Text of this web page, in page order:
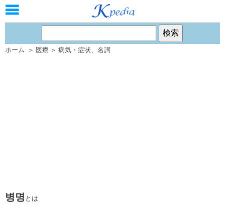
ホーム ＞ 医療 ＞ 病気・症状、 名詞
병명 とは